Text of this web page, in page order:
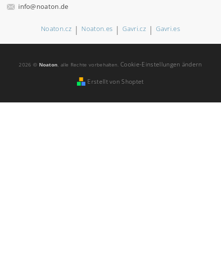
info@noaton.de
Noaton.cz | Noaton.es | Gavri.cz | Gavri.es
2026 © Noaton, alle Rechte vorbehalten.Cookie-Einstellungen ändern
Erstellt von Shoptet